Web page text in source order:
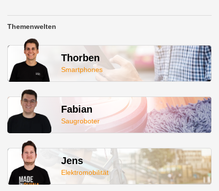
Themenwelten
Thorben
Smartphones
Fabian
Saugroboter
Jens
Elektromobilität